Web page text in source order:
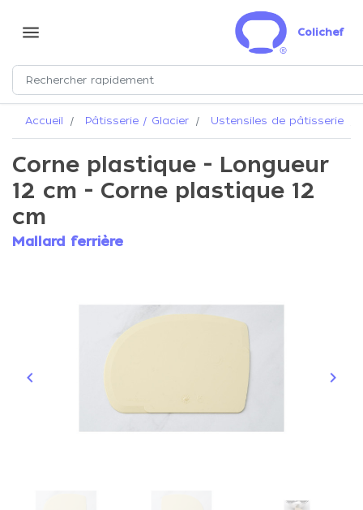
menu Colichef
Accueil Pâtisserie / Glacier Ustensiles de pâtisserie
Corne plastique - Longueur
12 cm - Corne plastique 12
cm
Mallard ferrière
Précédent
keyboard_arrow_left keyboard_arrow_right